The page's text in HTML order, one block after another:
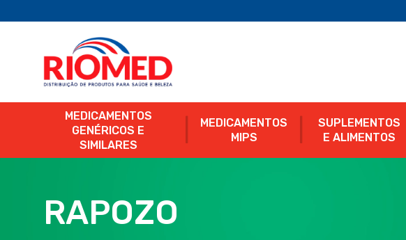
MEDICAMENTOS
GENÉRICOS E
SIMILARES
MEDICAMENTOS
MIPS
SUPLEMENTOS
E ALIMENTOS
RAPOZO